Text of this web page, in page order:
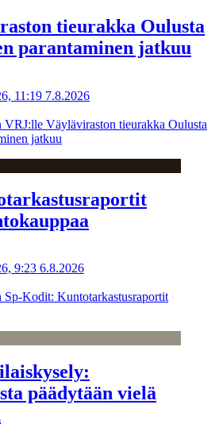
tieurakka Oulusta
parantaminen jatkuu
11:19 7.8.2026
Väyläviraston tieurakka Oulusta
jatkuu
9:23 6.8.2026
Sp-Kodit: Kuntotarkastusraportit
päädytään vielä